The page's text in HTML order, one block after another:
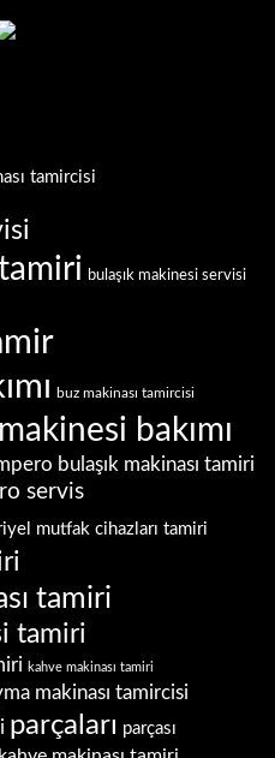
tamircisi
bulaşık makinesi servisi
buz makinası tamircisi
bakımı
bulaşık makinası tamiri
servis
mutfak cihazları tamiri
tamiri
tamiri
kahve makinası tamiri
makinası tamircisi
parçaları parçası